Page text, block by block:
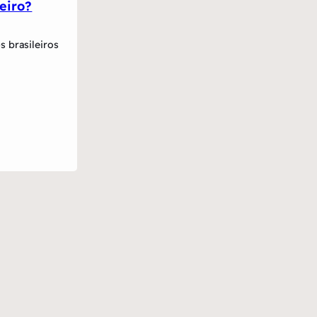
brasileiros